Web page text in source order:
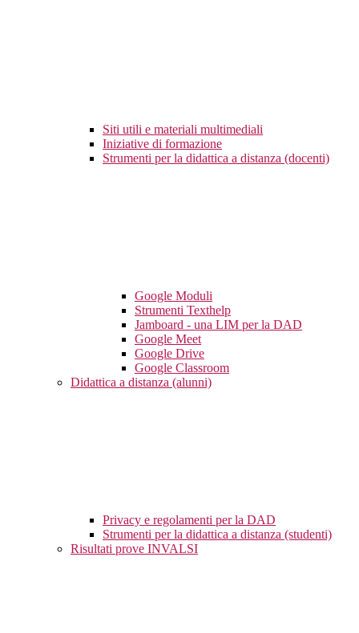
Siti utili e materiali multimediali
Iniziative di formazione
Strumenti per la didattica a distanza (docenti)
Google Moduli
Strumenti Texthelp
Jamboard - una LIM per la DAD
Google Meet
Google Drive
Google Classroom
Didattica a distanza (alunni)
Privacy e regolamenti per la DAD
Strumenti per la didattica a distanza (studenti)
Risultati prove INVALSI